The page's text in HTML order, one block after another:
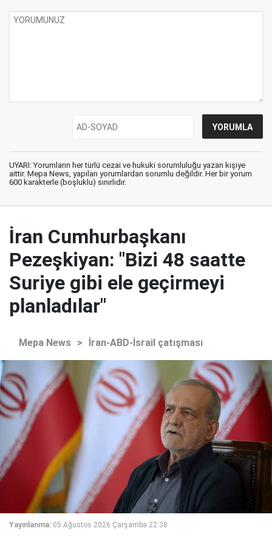
UYARI: Yorumların her türlü cezai ve hukuki sorumluluğu yazan kişiye
aittir. Mepa News, yapılan yorumlardan sorumlu değildir. Her bir yorum
600 karakterle (boşluklu) sınırlıdır.
İran Cumhurbaşkanı
Pezeşkiyan: "Bizi 48 saatte
Suriye gibi ele geçirmeyi
planladılar"
Mepa News > İran-ABD-İsrail çatışması
Yayınlanma: 05 Ağustos 2026 Çarşamba 22:38